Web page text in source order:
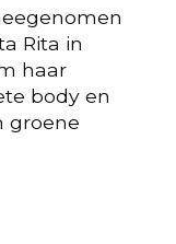
Rita in
haar
body en
groene